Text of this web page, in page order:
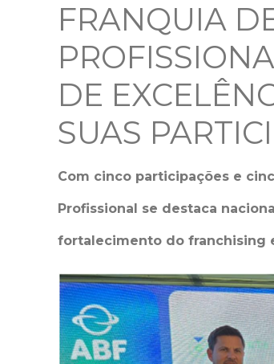
FRANQUIA
DE
SUAS
Com cinco participações e
Profissional se destaca
fortalecimento do franchising